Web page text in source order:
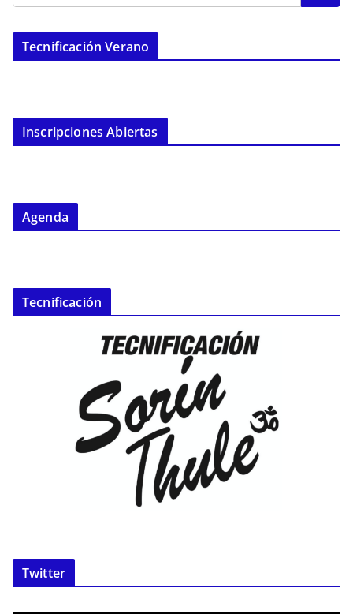
Tecnificación Verano
Inscripciones Abiertas
Agenda
Tecnificación
Twitter